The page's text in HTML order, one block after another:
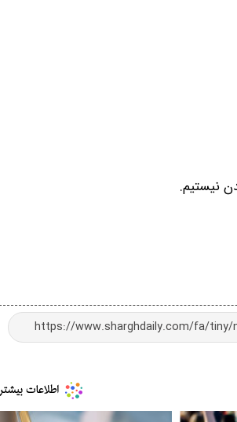
نیستیم.